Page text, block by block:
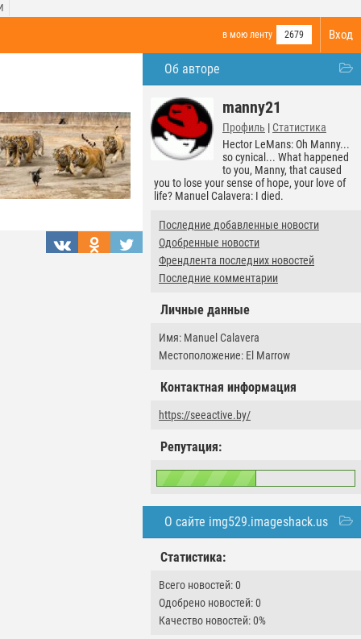
Вход
в мою ленту 2679
Об авторе
manny21
Профиль | Статистика
Hector LeMans: Oh Manny...
so cynical... What happened
to you, Manny, that caused
you to lose your sense of hope, your love of
life? Manuel Calavera: I died.
Последние добавленные новости
Одобренные новости
Френдлента последних новостей
Последние комментарии
Личные данные
Имя: Manuel Calavera
Местоположение: El Marrow
Контактная информация
https://seeactive.by/
Репутация:
О сайте img529.imageshack.us
Статистика:
Всего новостей: 0
Одобрено новостей: 0
Качество новостей: 0%